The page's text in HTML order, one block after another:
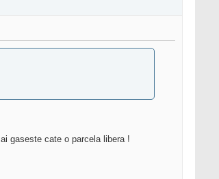
gaseste cate o parcela libera !